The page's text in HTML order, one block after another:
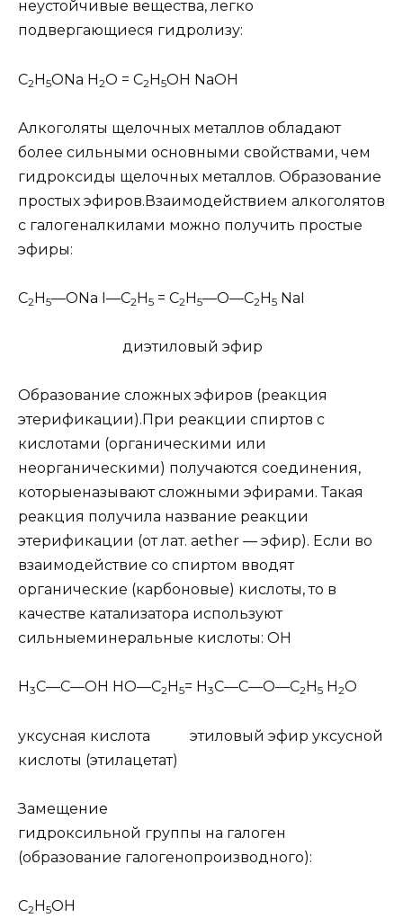
неустойчивые вещества, легко
подвергающиеся гидролизу:
C2H5ONa H2O = C2H5OH NaOH
Алкоголяты щелочных металлов обладают
более сильными основными свойствами, чем
гидроксиды щелочных металлов. Образование
простых эфиров.Взаимодействием алкоголятов
с галогеналкилами можно получить простые
эфиры:
C2H5—ONa I—C2H5 = C2H5—O—C2H5 NaI
диэтиловый эфир
Образование сложных эфиров (реакция
этерификации). При реакции спиртов с
кислотами (органическими или
неорганическими) получаются соединения,
которыеназываютсложными эфирами. Такая
реакция получила название реакции
этерификации (от лат. aether — эфир). Если во
взаимодействие со спиртом вводят
органические (карбоновые) кислоты, то в
качестве катализатора используют
сильныеминеральные кислоты: OH
H 3C—С—OH HO—C2 H 5= H 3C—C—O—C2 H 5 H 2O
уксусная кислота этиловый эфир уксусной
кислоты (этилацетат)
Замещение
гидроксильной группы на галоген
(образование галогенопроизводного):
C2H5OH